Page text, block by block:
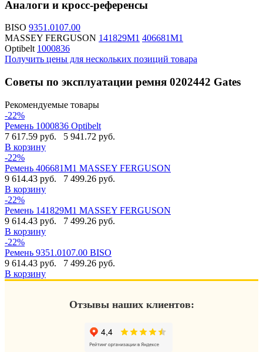
Аналоги и кросс-референсы
BISO 9351.0107.00
MASSEY FERGUSON 141829M1 406681M1
Optibelt 1000836
Получить цены для нескольких позиций товара
Советы по эксплуатации ремня 0202442 Gates
Рекомендуемые товары
-22%
Ремень 1000836 Optibelt
7 617.59 руб.
5 941.72 руб.
В корзину
-22%
Ремень 406681M1 MASSEY FERGUSON
9 614.43 руб.
7 499.26 руб.
В корзину
-22%
Ремень 141829M1 MASSEY FERGUSON
9 614.43 руб.
7 499.26 руб.
В корзину
-22%
Ремень 9351.0107.00 BISO
9 614.43 руб.
7 499.26 руб.
В корзину
Отзывы наших клиентов: